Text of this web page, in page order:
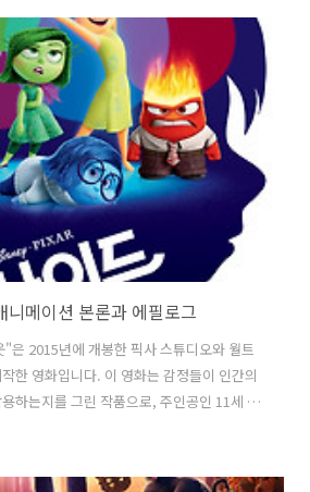
니메이션 본론과 에필로그
은 2015년에 개봉한 픽사 스튜디오와 월트
한 영화입니다. 이 영화는 감정들이 인간의
하는지를 그린 작품으로, 주인공인 11세 소
서 다섯 가지 감정들이 펼치는 이야기를 다
서 그녀의 생활과 감정을 이끌어 나갑니다.